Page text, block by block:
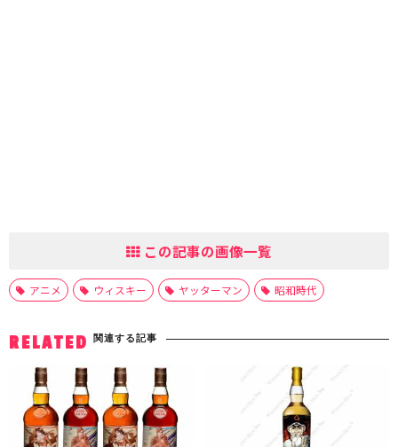
この記事の画像一覧
アニメ ウィスキー ヤッターマン 昭和時代
RELATED 関連する記事